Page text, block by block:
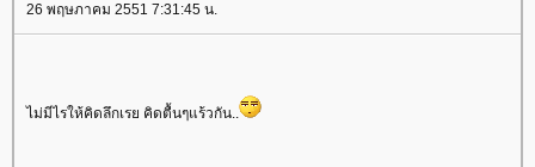
26 พฤษภาคม 2551 7:31:45 น.
ไม่มีไรให้คิดลึกเรย คิดตื้นๆแร้วกัน..